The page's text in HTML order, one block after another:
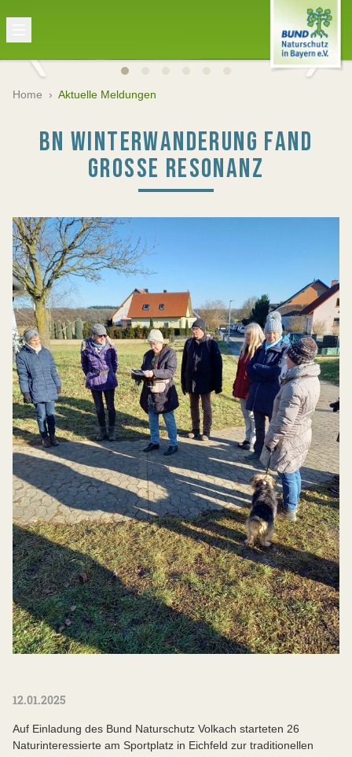
Home › Aktuelle Meldungen
BN WINTERWANDERUNG FAND
GROSSE RESONANZ
12.01.2025
Auf Einladung des Bund Naturschutz Volkach starteten 26
Naturinteressierte am Sportplatz in Eichfeld zur traditionellen